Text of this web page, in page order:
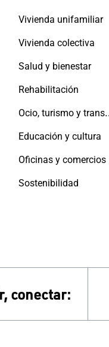
Vivienda unifamiliar
Vivienda colectiva
Salud y bienestar
Rehabilitación
Educación y cultura
Oficinas y comercios
Sostenibilidad
conectar: